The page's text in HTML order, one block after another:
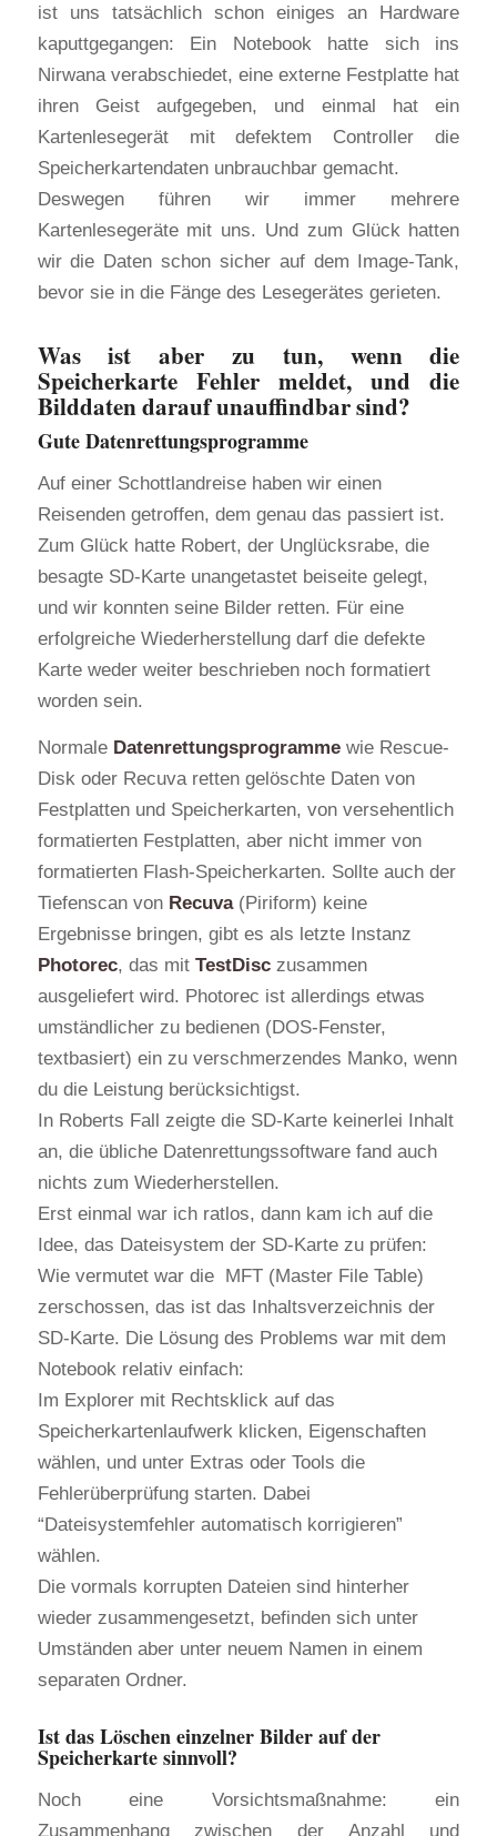
ist uns tatsächlich schon einiges an Hardware
kaputtgegangen: Ein Notebook hatte sich ins
Nirwana verabschiedet, eine externe Festplatte hat
ihren Geist aufgegeben, und einmal hat ein
Kartenlesegerät mit defektem Controller die
Speicherkartendaten unbrauchbar gemacht.
Deswegen führen wir immer mehrere
Kartenlesegeräte mit uns. Und zum Glück hatten
wir die Daten schon sicher auf dem Image-Tank,
bevor sie in die Fänge des Lesegerätes gerieten.
Was ist aber zu tun, wenn die
Speicherkarte Fehler meldet, und die
Bilddaten darauf unauffindbar sind?
Gute Datenrettungsprogramme
Auf einer Schottlandreise haben wir einen
Reisenden getroffen, dem genau das passiert ist.
Zum Glück hatte Robert, der Unglücksrabe, die
besagte SD-Karte unangetastet beiseite gelegt,
und wir konnten seine Bilder retten. Für eine
erfolgreiche Wiederherstellung darf die defekte
Karte weder weiter beschrieben noch formatiert
worden sein.
NormaleDatenrettungsprogrammewie Rescue-
Disk oder Recuva retten gelöschte Daten von
Festplatten und Speicherkarten, von versehentlich
formatierten Festplatten, aber nicht immer von
formatierten Flash-Speicherkarten. Sollte auch der
Tiefenscan von Recuva(Piriform) keine
Ergebnisse bringen, gibt es als letzte Instanz
Photorec, das mit TestDisczusammen
ausgeliefert wird. Photorec ist allerdings etwas
umständlicher zu bedienen (DOS-Fenster,
textbasiert) ein zu verschmerzendes Manko, wenn
du die Leistung berücksichtigst.
In Roberts Fall zeigte die SD-Karte keinerlei Inhalt
an, die übliche Datenrettungssoftware fand auch
nichts zum Wiederherstellen.
Erst einmal war ich ratlos, dann kam ich auf die
Idee, das Dateisystem der SD-Karte zu prüfen:
Wie vermutet war die MFT (Master File Table)
zerschossen, das ist das Inhaltsverzeichnis der
SD-Karte. Die Lösung des Problems war mit dem
Notebook relativ einfach:
Im Explorer mit Rechtsklick auf das
Speicherkartenlaufwerk klicken, Eigenschaften
wählen, und unter Extras oder Tools die
Fehlerüberprüfung starten. Dabei
“Dateisystemfehler automatisch korrigieren”
wählen.
Die vormals korrupten Dateien sind hinterher
wieder zusammengesetzt, befinden sich unter
Umständen aber unter neuem Namen in einem
separaten Ordner.
Ist das Löschen einzelner Bilder auf der
Speicherkarte sinnvoll?
Noch eine Vorsichtsmaßnahme: ein
Zusammenhang zwischen der Anzahl und